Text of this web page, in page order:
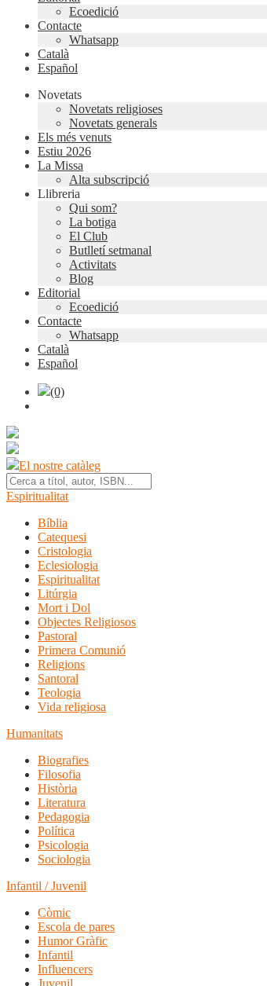
Ecoedició
Contacte
Whatsapp
Català
Español
Novetats
Novetats religioses
Novetats generals
Els més venuts
Estiu 2026
La Missa
Alta subscripció
Llibreria
Qui som?
La botiga
El Club
Butlletí setmanal
Activitats
Blog
Editorial
Ecoedició
Contacte
Whatsapp
Català
Español
(0)
El nostre catàleg
Espiritualitat
Bíblia
Catequesi
Cristologia
Eclesiologia
Espiritualitat
Litúrgia
Mort i Dol
Objectes Religiosos
Pastoral
Primera Comunió
Religions
Santoral
Teologia
Vida religiosa
Humanitats
Biografies
Filosofia
Història
Literatura
Pedagogia
Política
Psicologia
Sociologia
Infantil / Juvenil
Còmic
Escola de pares
Humor Gràfic
Infantil
Influencers
Juvenil